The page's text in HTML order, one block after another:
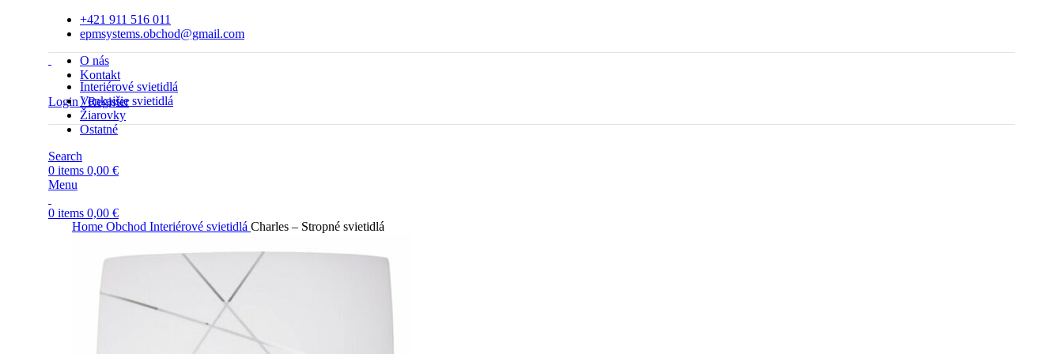
+421 911 516 011
epmsystems.obchod@gmail.com
O nás
Kontakt
Login / Register
Interiérové svietidlá
Vonkajšie svietidlá
Žiarovky
Ostatné
Search
0 items 0,00 €
Menu
0 items 0,00 €
Home Obchod Interiérové svietidlá Charles – Stropné svietidlá